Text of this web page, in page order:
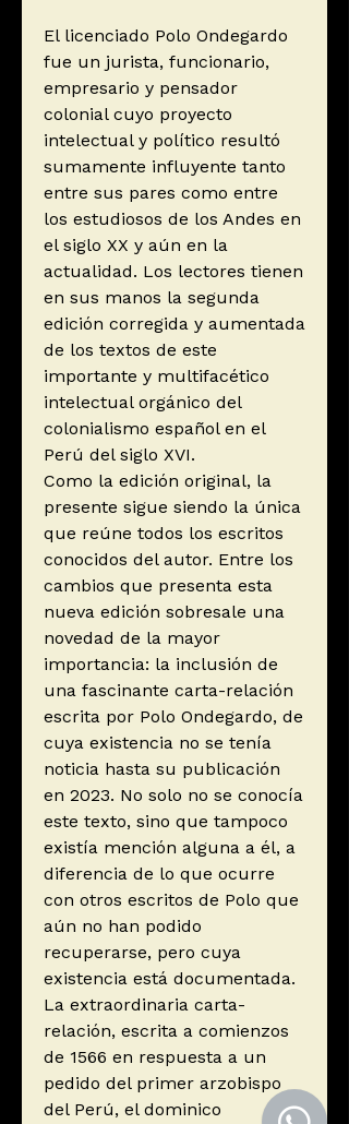
El licenciado Polo Ondegardo
fue un jurista, funcionario,
empresario y pensador
colonial cuyo proyecto
intelectual y político resultó
sumamente influyente tanto
entre sus pares como entre
los estudiosos de los Andes en
el siglo XX y aún en la
actualidad. Los lectores tienen
en sus manos la segunda
edición corregida y aumentada
de los textos de este
importante y multifacético
intelectual orgánico del
colonialismo español en el
Perú del siglo XVI.
Como la edición original, la
presente sigue siendo la única
que reúne todos los escritos
conocidos del autor. Entre los
cambios que presenta esta
nueva edición sobresale una
novedad de la mayor
importancia: la inclusión de
una fascinante carta-relación
escrita por Polo Ondegardo, de
cuya existencia no se tenía
noticia hasta su publicación
en 2023. No solo no se conocía
este texto, sino que tampoco
existía mención alguna a él, a
diferencia de lo que ocurre
con otros escritos de Polo que
aún no han podido
recuperarse, pero cuya
existencia está documentada.
La extraordinaria carta-
relación, escrita a comienzos
de 1566 en respuesta a un
pedido del primer arzobispo
del Perú, el dominico